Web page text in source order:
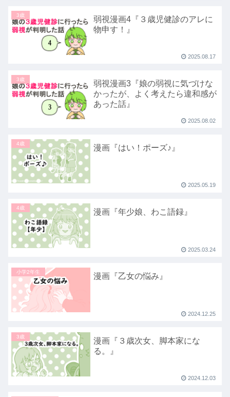
3歳
弱視漫画4『３歳児健診のアレに
物申す！』
2025.08.17
3歳
弱視漫画3『娘の弱視に気づけな
かったが、よく考えたら違和感が
あった話』
2025.08.02
4歳 漫画『はい！ポーズ♪』
2025.05.19
4歳 漫画『年少娘、わこ語録』
2025.03.24
小学2年生 漫画『乙女の悩み』
2024.12.25
3歳
漫画『３歳次女、脚本家にな
る。』
2024.12.03